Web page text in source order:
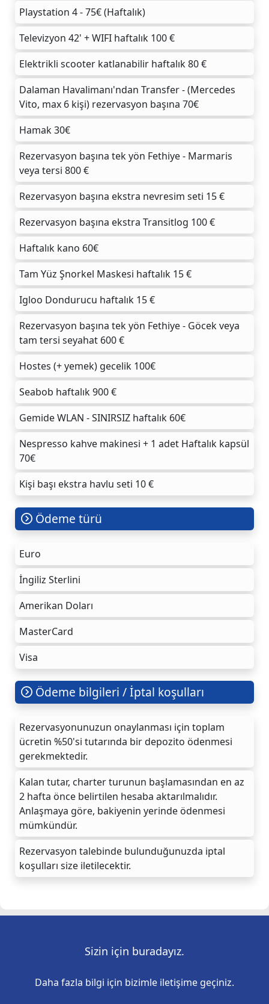
Playstation 4 - 75€ (Haftalık)
Televizyon 42' + WIFI haftalık 100 €
Elektrikli scooter katlanabilir haftalık 80 €
Dalaman Havalimanı'ndan Transfer - (Mercedes
Vito, max 6 kişi) rezervasyon başına 70€
Hamak 30€
Rezervasyon başına tek yön Fethiye - Marmaris
veya tersi 800 €
Rezervasyon başına ekstra nevresim seti 15 €
Rezervasyon başına ekstra Transitlog 100 €
Haftalık kano 60€
Tam Yüz Şnorkel Maskesi haftalık 15 €
Igloo Dondurucu haftalık 15 €
Rezervasyon başına tek yön Fethiye - Göcek veya
tam tersi seyahat 600 €
Hostes (+ yemek) gecelik 100€
Seabob haftalık 900 €
Gemide WLAN - SINIRSIZ haftalık 60€
Nespresso kahve makinesi + 1 adet Haftalık kapsül
70€
Kişi başı ekstra havlu seti 10 €
Ödeme türü
Euro
İngiliz Sterlini
Amerikan Doları
MasterCard
Visa
Ödeme bilgileri / İptal koşulları
Rezervasyonunuzun onaylanması için toplam
ücretin %50'si tutarında bir depozito ödenmesi
gerekmektedir.
Kalan tutar, charter turunun başlamasından en az
2 hafta önce belirtilen hesaba aktarılmalıdır.
Anlaşmaya göre, bakiyenin yerinde ödenmesi
mümkündür.
Rezervasyon talebinde bulunduğunuzda iptal
koşulları size iletilecektir.
Sizin için buradayız.
Daha fazla bilgi için bizimle iletişime geçiniz.